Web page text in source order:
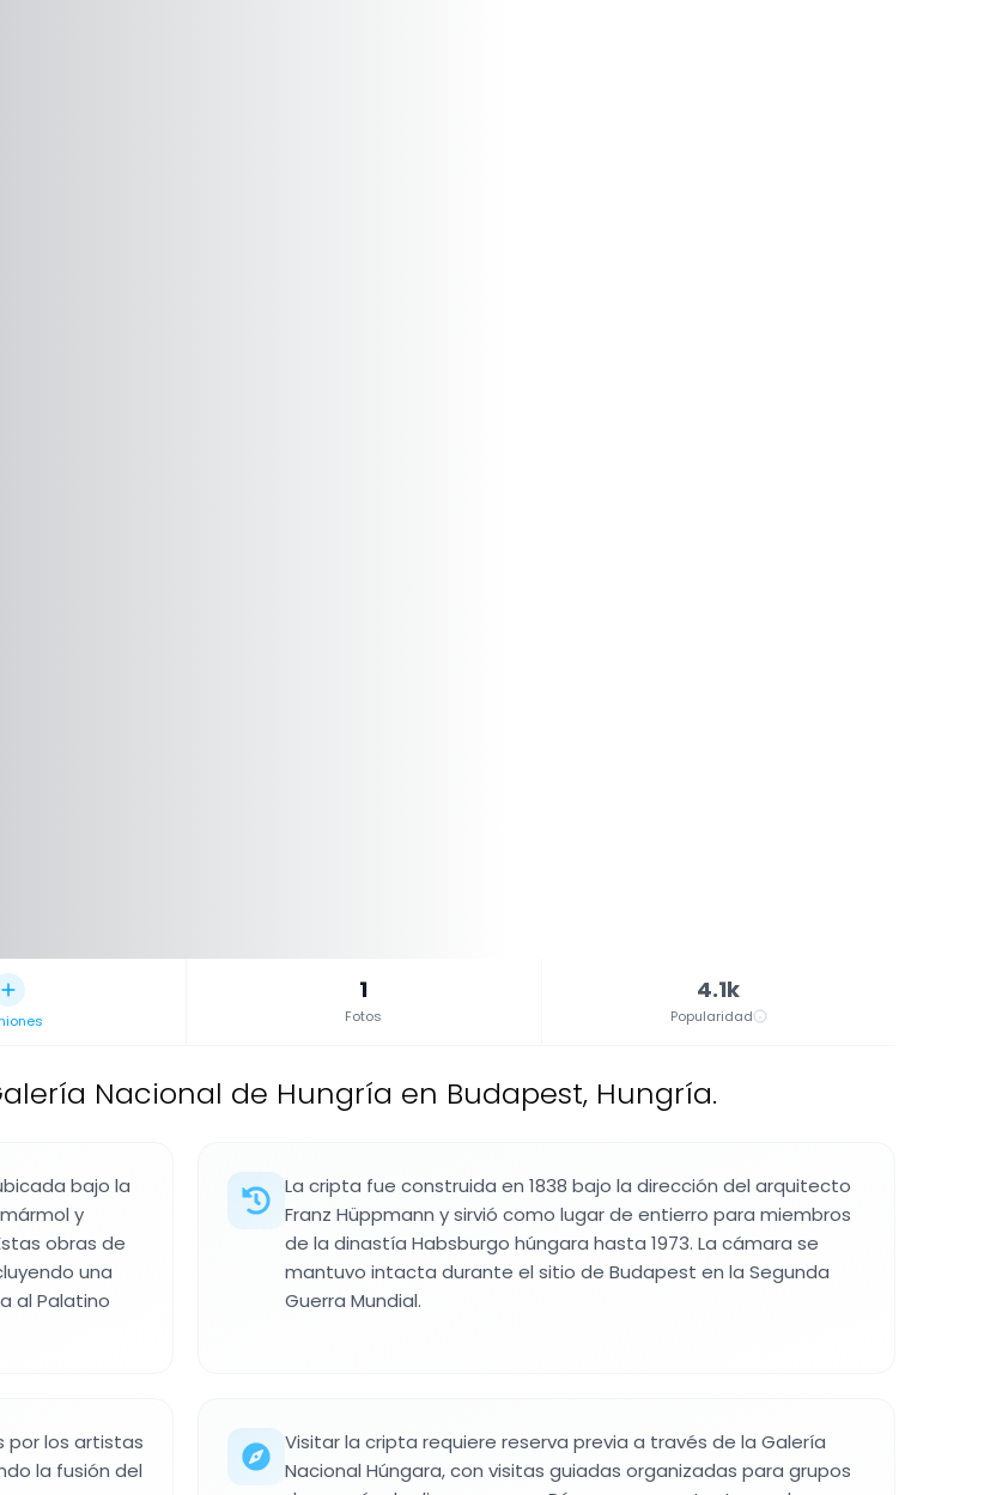
1
Fotos
4.1k
Popularidad
Nacional de Hungría en Budapest, Hungría.
bajo la
y
obras de
una
al Palatino
La cripta fue construida en 1838 bajo la dirección del arquitecto
Franz Hüppmann y sirvió como lugar de entierro para miembros
de la dinastía Habsburgo húngara hasta 1973. La cámara se
mantuvo intacta durante el sitio de Budapest en la Segunda
Guerra Mundial.
por los artistas
la fusión del
Visitar la cripta requiere reserva previa a través de la Galería
Nacional Húngara, con visitas guiadas organizadas para grupos